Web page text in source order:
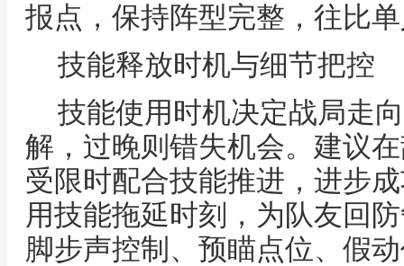
报点，保持阵型完整，往比
技能释放时机与细节把控
技能使用时机决定战局走
解，过晚则错失机会。建议
受限时配合技能推进，进步
用技能拖延时刻，为队友回
脚步声控制、预瞄点位、假